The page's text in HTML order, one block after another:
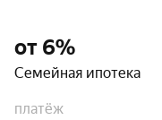
от 6%
Семейная ипотека
платёж